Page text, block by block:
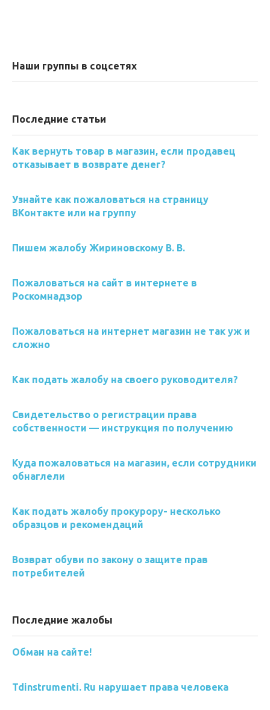
Наши группы в соцсетях
Последние статьи
Как вернуть товар в магазин, если продавец
отказывает в возврате денег?
Узнайте как пожаловаться на страницу
ВКонтакте или на группу
Пишем жалобу Жириновскому В. В.
Пожаловаться на сайт в интернете в
Роскомнадзор
Пожаловаться на интернет магазин не так уж и
сложно
Как подать жалобу на своего руководителя?
Свидетельство о регистрации права
собственности — инструкция по получению
Куда пожаловаться на магазин, если сотрудники
обнаглели
Как подать жалобу прокурору- несколько
образцов и рекомендаций
Возврат обуви по закону о защите прав
потребителей
Последние жалобы
Обман на сайте!
Tdinstrumenti. Ru нарушает права человека